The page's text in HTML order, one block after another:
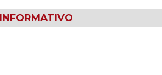
INFORMATIVO